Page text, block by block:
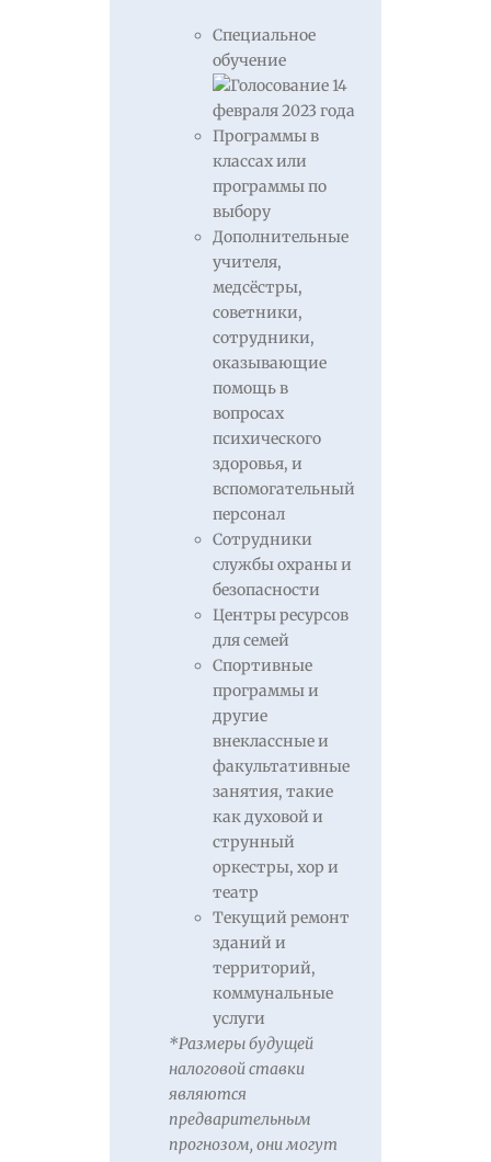
Специальное
обучение
Программы в
классах или
программы по
выбору
Дополнительные
учителя,
медсёстры,
советники,
сотрудники,
оказывающие
помощь в
вопросах
психического
здоровья, и
вспомогательный
персонал
Сотрудники
службы охраны и
безопасности
Центры ресурсов
для семей
Спортивные
программы и
другие
внеклассные и
факультативные
занятия, такие
как духовой и
струнный
оркестры, хор и
театр
Текущий ремонт
зданий и
территорий,
коммунальные
услуги
*Размеры будущей
налоговой ставки
являются
предварительным
прогнозом, они могут